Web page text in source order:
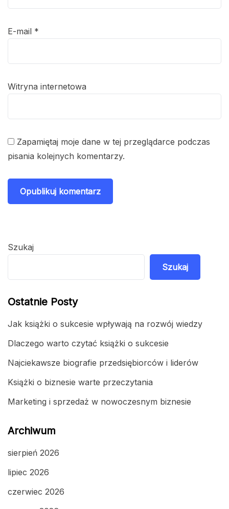
E-mail *
Witryna internetowa
Zapamiętaj moje dane w tej przeglądarce podczas
pisania kolejnych komentarzy.
Szukaj
Szukaj
Ostatnie Posty
Jak książki o sukcesie wpływają na rozwój wiedzy
Dlaczego warto czytać książki o sukcesie
Najciekawsze biografie przedsiębiorców i liderów
Książki o biznesie warte przeczytania
Marketing i sprzedaż w nowoczesnym biznesie
Archiwum
sierpień 2026
lipiec 2026
czerwiec 2026